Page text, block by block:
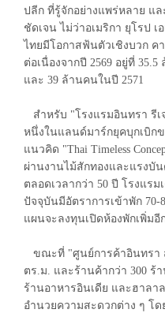
ปลีก ที่รู้จักอย่างแพร่หลาย แ
ชัดเจน ไม่ว่าอเมริกา ยุโรป เ
ไทยมีโอกาสฟ้นตัวเชิงบวก ค
ต่อเนื่องจากปี 2569 อยู่ที่
และ 39 ล้านคนในปี 2571
สำหรับ "โรงแรมอินทรา รีเ
หนึ่งในแลนด์มาร์กยุคบุกเบิก
แนวคิด "Thai Timeless
ผ่านงานไม้สักทองและแรงบั
ตลอดเวลากว่า 50 ปี โรงแร
ปัจจุบันมีอัตราการเข้าพัก 70-
แผนจะลงทุนเปิดห้องพักเพิ่มอี
ขณะที่ "ศูนย์การค้าอินทรา
ตร.ม. และร้านค้ากว่า 300
ร้านอาหารอินเดีย และฮาลา
อำนวยความสะดวกต่าง ๆ โ